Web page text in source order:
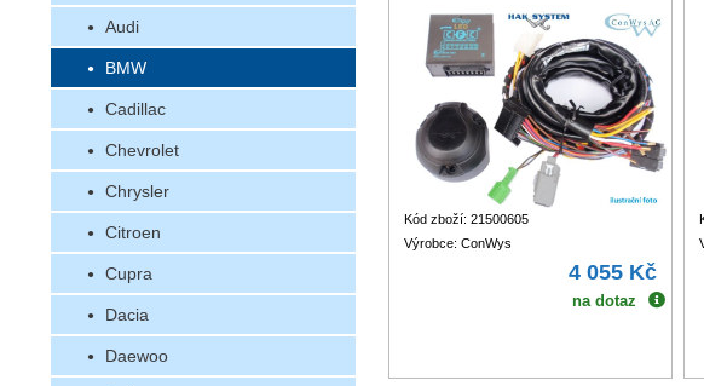
Audi
BMW
Cadillac
Chevrolet
Chrysler
Citroen
Cupra
Dacia
Daewoo
Kód zboží: 21500605
Výrobce: ConWys
4 055 Kč
na dotaz